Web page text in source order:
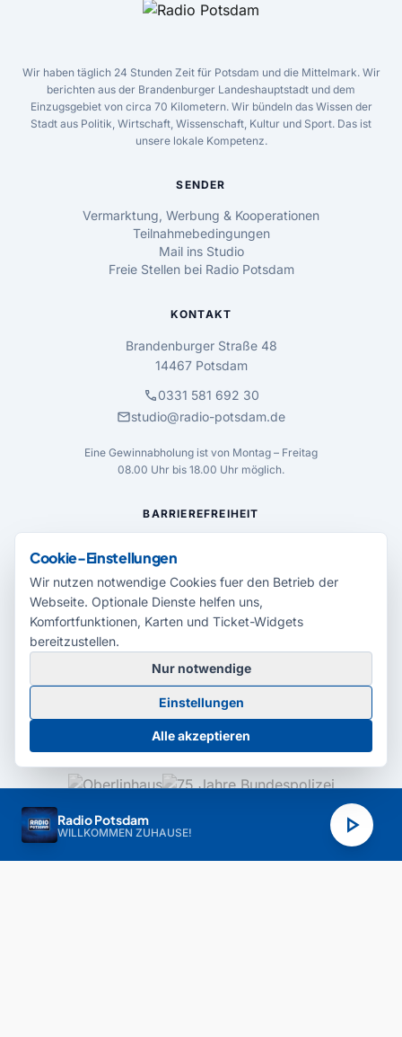
Radio Potsdam
WILLKOMMEN ZUHAUSE! play_arrow
Wir haben täglich 24 Stunden Zeit für Potsdam und die Mittelmark. Wir
berichten aus der Brandenburger Landeshauptstadt und dem
Einzugsgebiet von circa 70 Kilometern. Wir bündeln das Wissen der
Stadt aus Politik, Wirtschaft, Wissenschaft, Kultur und Sport. Das ist
unsere lokale Kompetenz.
SENDER
Vermarktung, Werbung & Kooperationen
Teilnahmebedingungen
Mail ins Studio
Freie Stellen bei Radio Potsdam
KONTAKT
Brandenburger Straße 48
14467 Potsdam
call0331 581 692 30
mailstudio@radio-potsdam.de
Eine Gewinnabholung ist von Montag – Freitag
08.00 Uhr bis 18.00 Uhr möglich.
BARRIEREFREIHEIT
accessibility_newEinstellungen öffnen
FOLGE UNS UNSERE APPS
Cookie-Einstellungen
Wir nutzen notwendige Cookies fuer den Betrieb der
Webseite. Optionale Dienste helfen uns,
Komfortfunktionen, Karten und Ticket-Widgets
bereitzustellen.
Nur notwendige
Einstellungen
Alle akzeptieren